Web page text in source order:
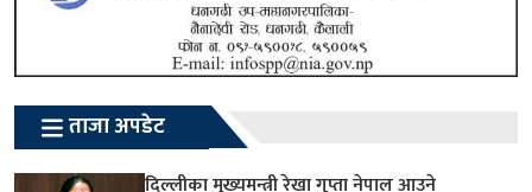
ताजा अपडेट
दिल्लीका मुख्यमन्त्री रेखा गुप्ता नेपाल आउने